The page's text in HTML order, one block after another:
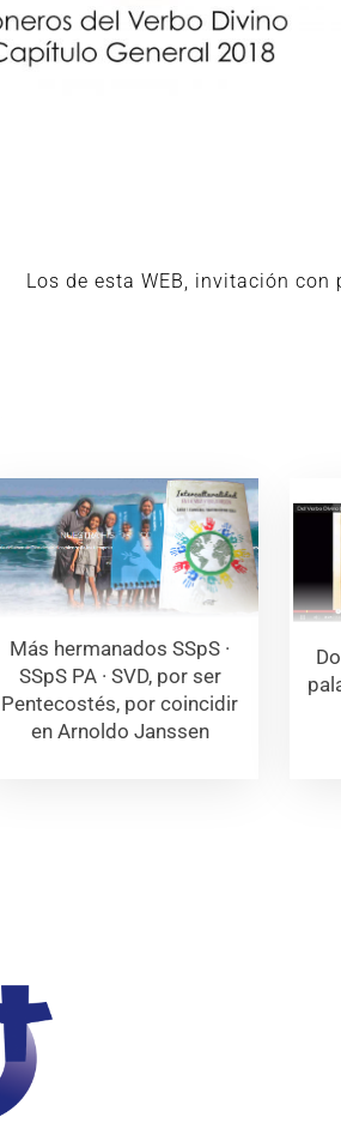
Los de esta WEB, invitación con
Más hermanados SSpS ·
SSpS PA · SVD, por ser
Pentecostés, por coincidir
en Arnoldo Janssen